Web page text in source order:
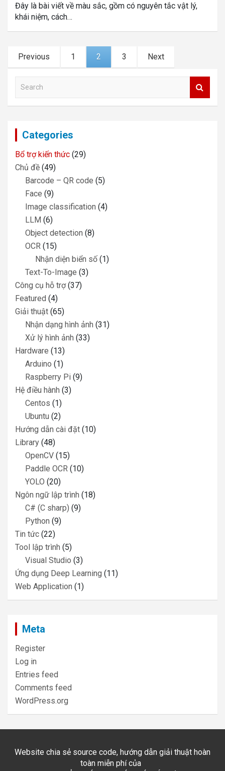
Đây là bài viết về màu sắc, gồm có nguyên tắc vật lý,
khái niệm, cách…
Posts
navigation
Previous 1 2 3 Next
a
c
Categories
Bổ trợ kiến thức (29)
Chủ đề (49)
Barcode – QR code (5)
Face (9)
Image classification (4)
LLM (6)
Object detection (8)
OCR (15)
Nhận diện biển số (1)
Text-To-Image (3)
Công cụ hỗ trợ(37)
Featured (4)
Giải thuật (65)
Nhận dạng hình ảnh (31)
Xử lý hình ảnh (33)
Hardware (13)
Arduino (1)
Raspberry Pi (9)
Hệ điều hành (3)
Centos (1)
Ubuntu (2)
Hướng dẫn cài đặt (10)
Library (48)
OpenCV (15)
Paddle OCR (10)
YOLO (20)
Ngôn ngữ lập trình (18)
C# (C sharp) (9)
Python (9)
Tin tức (22)
Tool lập trình (5)
Visual Studio (3)
Ứng dụng Deep Learning (11)
Web Application (1)
Meta
Register
Log in
Entries feed
Comments feed
WordPress.org
Website chia sẻ source code, hướng dẫn giải thuật hoàn
toàn miễn phí của